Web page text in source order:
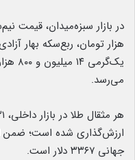
می‌رسد.
ارزش‌گذاری شده است؛ ضمن
جهانی ۳۳۶۷ دلار است.